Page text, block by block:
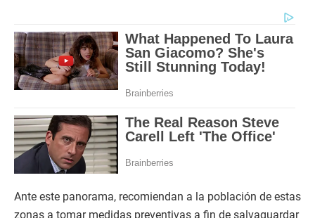
Ante este panorama, recomiendan a la población de estas
zonas a tomar medidas preventivas a fin de salvaguardar